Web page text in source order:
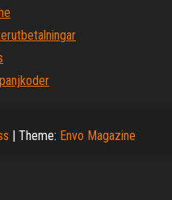
| Theme: Envo Magazine